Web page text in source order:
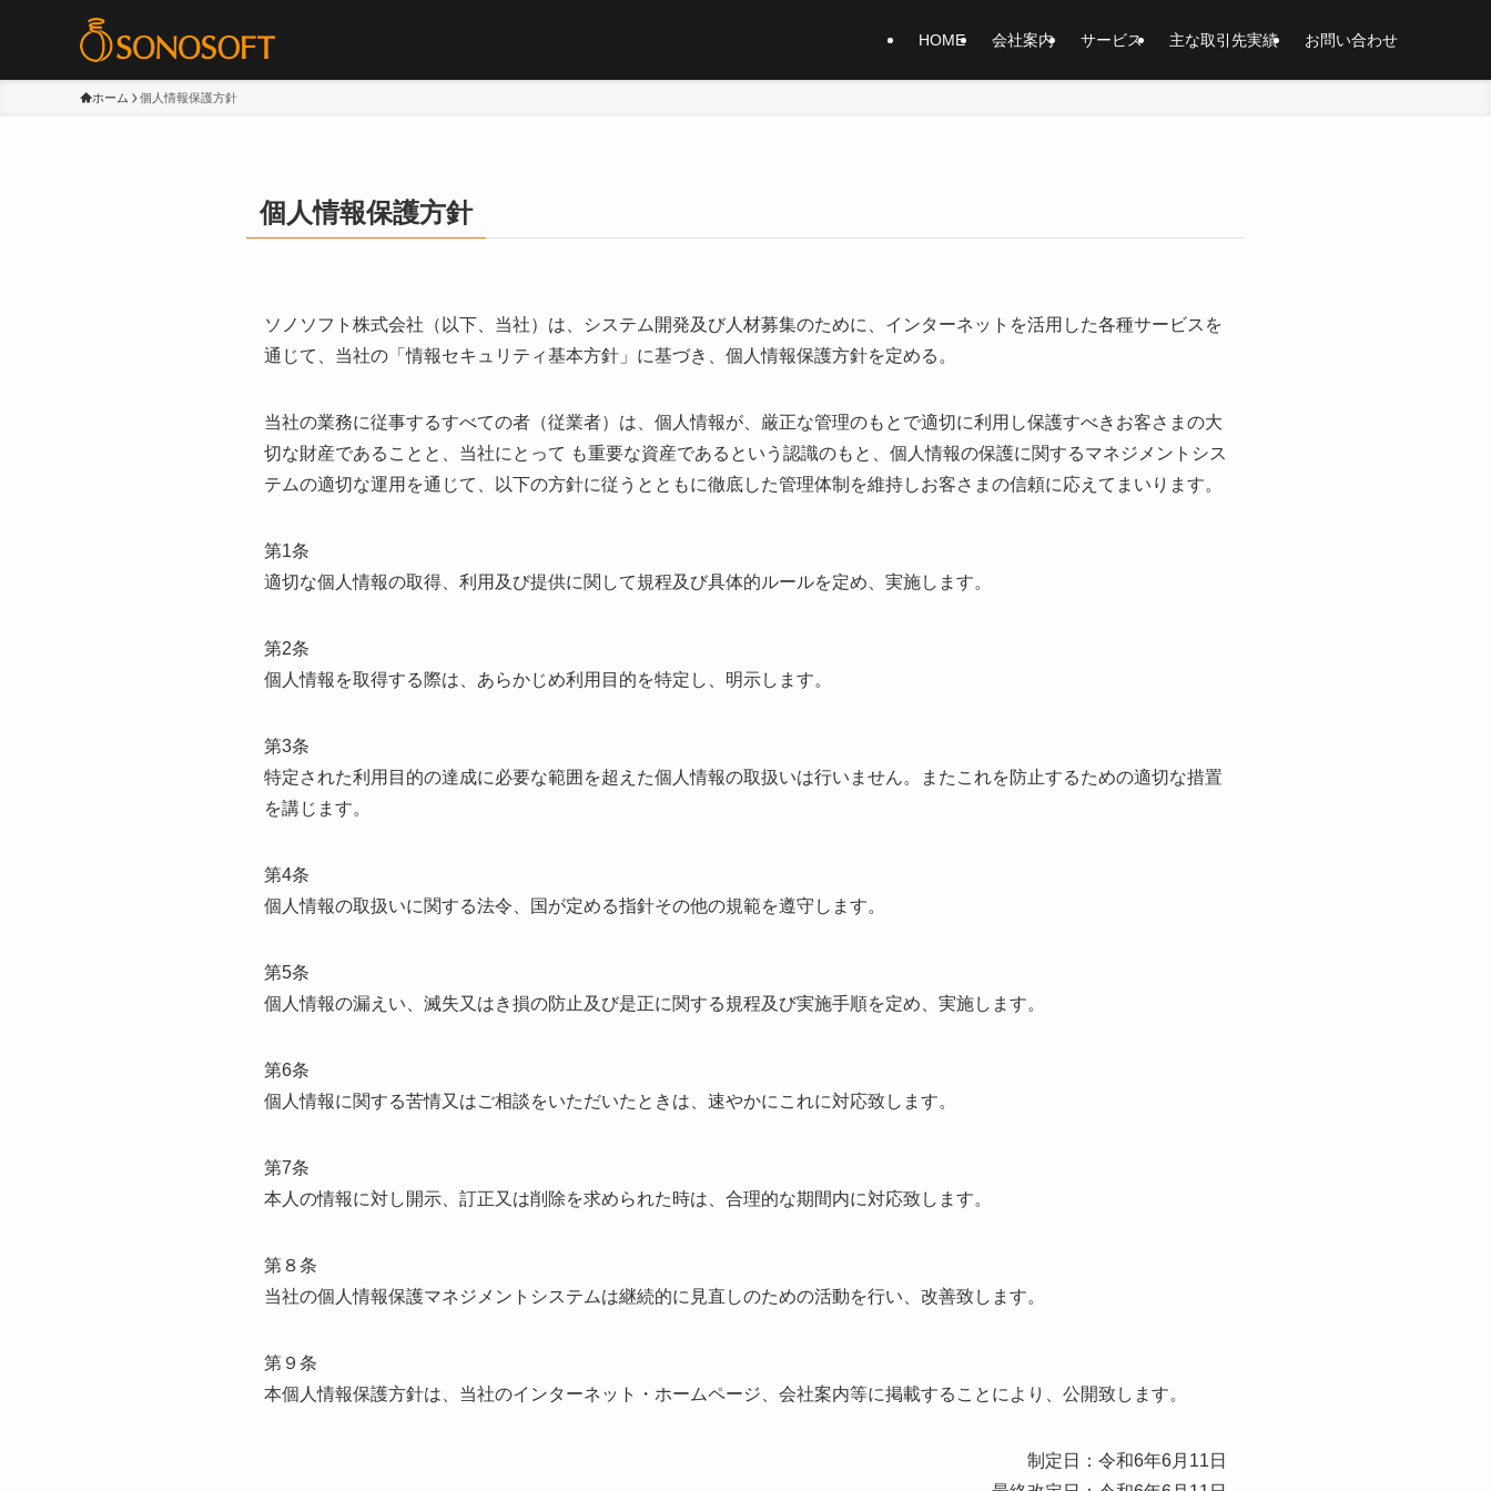
HOME 会社案内 サービス 主な取引先実績 お問い合わせ
ホーム 個人情報保護方針
個人情報保護方針
ソノソフト株式会社（以下、当社）は、システム開発及び人材募集のために、インターネットを活用した各種サービスを
通じて、当社の「情報セキュリティ基本方針」に基づき、個人情報保護方針を定める。
当社の業務に従事するすべての者（従業者）は、個人情報が、厳正な管理のもとで適切に利用し保護すべきお客さまの大
切な財産であることと、当社にとって も重要な資産であるという認識のもと、個人情報の保護に関するマネジメントシス
テムの適切な運用を通じて、以下の方針に従うとともに徹底した管理体制を維持しお客さまの信頼に応えてまいります。
第1条
適切な個人情報の取得、利用及び提供に関して規程及び具体的ルールを定め、実施します。
第2条
個人情報を取得する際は、あらかじめ利用目的を特定し、明示します。
第3条
特定された利用目的の達成に必要な範囲を超えた個人情報の取扱いは行いません。またこれを防止するための適切な措置
を講じます。
第4条
個人情報の取扱いに関する法令、国が定める指針その他の規範を遵守します。
第5条
個人情報の漏えい、滅失又はき損の防止及び是正に関する規程及び実施手順を定め、実施します。
第6条
個人情報に関する苦情又はご相談をいただいたときは、速やかにこれに対応致します。
第7条
本人の情報に対し開示、訂正又は削除を求められた時は、合理的な期間内に対応致します。
第８条
当社の個人情報保護マネジメントシステムは継続的に見直しのための活動を行い、改善致します。
第９条
本個人情報保護方針は、当社のインターネット・ホームページ、会社案内等に掲載することにより、公開致します。
制定日：令和6年6月11日